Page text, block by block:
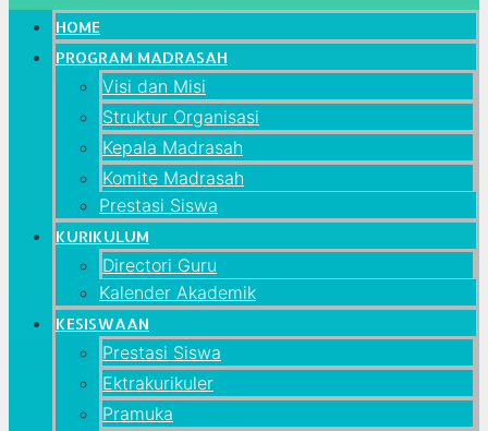
HOME
PROGRAM MADRASAH
Visi dan Misi
Struktur Organisasi
Kepala Madrasah
Komite Madrasah
Prestasi Siswa
KURIKULUM
Directori Guru
Kalender Akademik
KESISWAAN
Prestasi Siswa
Ektrakurikuler
Pramuka